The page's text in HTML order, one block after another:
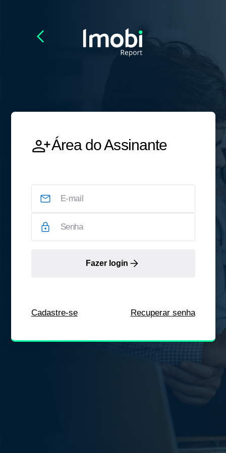
Área do Assinante
Fazer login
Cadastre-se Recuperar senha